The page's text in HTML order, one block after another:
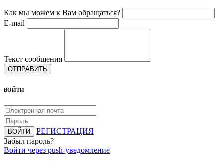
Как мы можем к Вам обращаться?
E-mail
Текст сообщения
ОТПРАВИТЬ
ВОЙТИ
ВОЙТИ
РЕГИСТРАЦИЯ
Забыл пароль?
Войти через push-уведомление